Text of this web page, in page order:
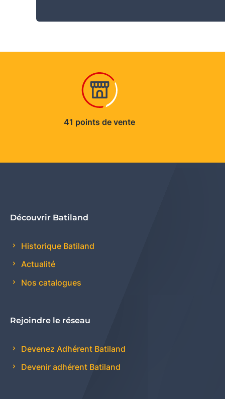
Conserver dans son emballage hermétique
41 points de vente
Découvrir Batiland
Historique Batiland
Actualité
Nos catalogues
Rejoindre le réseau
Devenez Adhérent Batiland
Devenir adhérent Batiland